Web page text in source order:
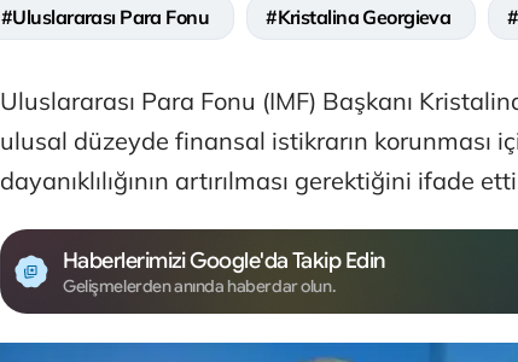
#Uluslararası Para Fonu #Kristalina Georgieva
Uluslararası Para Fonu (IMF) Başkanı
ulusal düzeyde finansal istikrarın korunması
dayanıklılığının artırılması gerektiğini ifade
Haberlerimizi Google'da Takip Edin
Gelişmelerden anında haberdar olun.